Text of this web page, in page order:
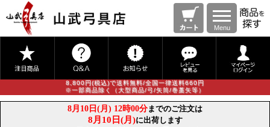
Menu
8,800円(税込)で送料無料/全国一律送料660円
※一部商品除く（大型商品/弓/矢筒/巻藁矢等）